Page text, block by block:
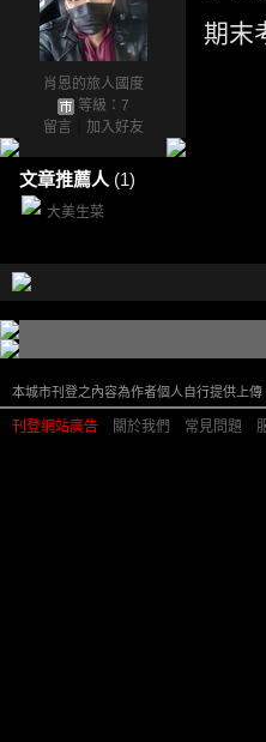
肖恩的旅人國度
等級：7
留言
加入好友
文章推薦人 (1)
大美生菜
期末
本城市刊登之內容為作者個人自行提供上傳
刊登網站廣告 關於我們 常見問題